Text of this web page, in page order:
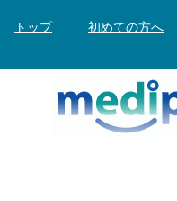
トップ 初めての方へ